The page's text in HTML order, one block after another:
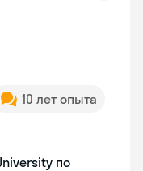
10 лет опыта
по